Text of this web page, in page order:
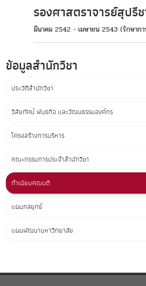
รองศาสตราจารย์สุปรี
มีนาคม 2542 - เมษายน 2543 (รักษาก
ข้อมูลสำนักวิชา
ประวัติสำนักวิชา
วิสัยทัศน์ พันธกิจ และวัฒนธรรมองค์กร
โครงสร้างการบริหาร
คณะกรรมการประจำสำนักวิชา
ทำเนียบคณบดี
แผนกลยุทธ์
แผนพัฒนามหาวิทยาลัย